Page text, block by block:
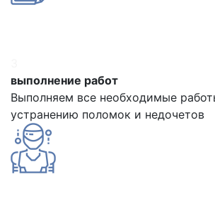
выполнение работ
Выполняем все необходимые
устранению поломок и недочетов